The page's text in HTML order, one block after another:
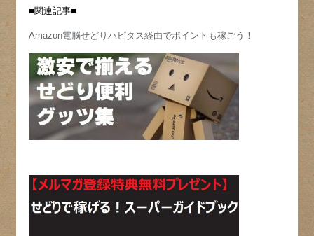
■関連記事■
Amazon電脳せどりハピタス経由でポイントも稼ごう！